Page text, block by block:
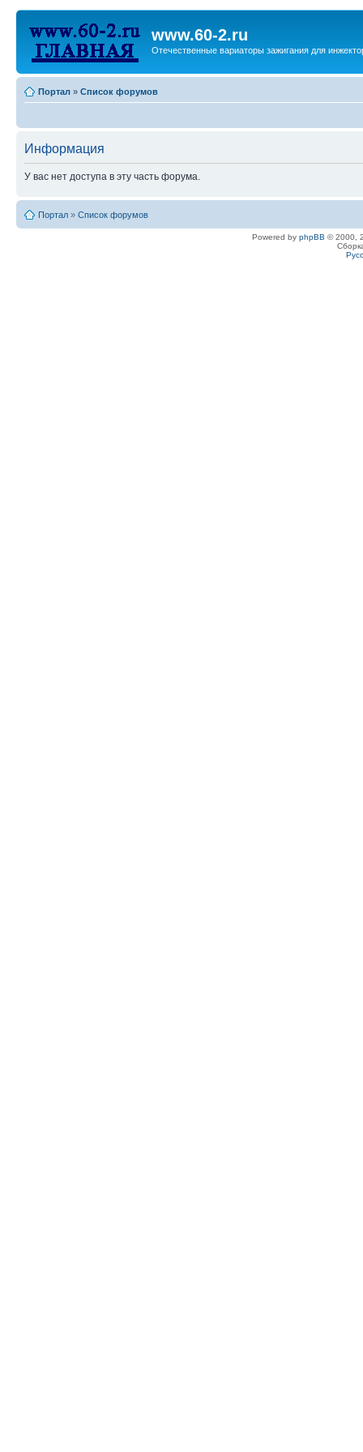
www.60-2.ru
Отечественные вариаторы зажигания для
Портал » Список форумов
Информация
У вас нет доступа в эту часть форума.
Портал » Список форумов
Powered by phpBB © 2000,